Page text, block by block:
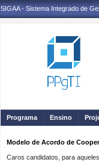
SIGAA - Sistema Integrado de
Programa Ensino
Modelo de Acordo de
Caros candidatos, para